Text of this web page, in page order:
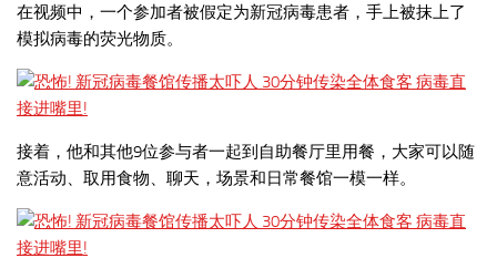
在视频中，一个参加者被假定为新冠病毒患者，手上被抹上了
模拟病毒的荧光物质。
接着，他和其他9位参与者一起到自助餐厅里用餐，大家可以随
意活动、取用食物、聊天，场景和日常餐馆一模一样。